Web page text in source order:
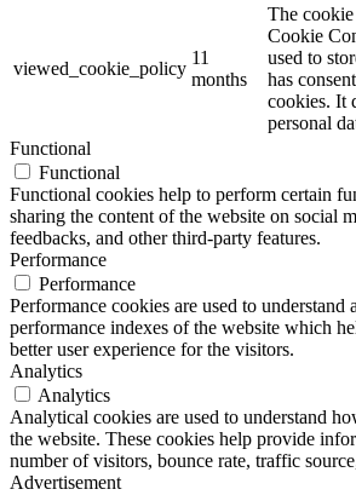
viewed_cookie_policy
11
months
The
Cookie
used to
has
cookies. It
personal
Functional
Functional
Functional cookies help to perform certain
sharing the content of the website on social
feedbacks, and other third-party features.
Performance
Performance
Performance cookies are used to understand
performance indexes of the website which
better user experience for the visitors.
Analytics
Analytics
Analytical cookies are used to understand
the website. These cookies help provide
number of visitors, bounce rate, traffic
Advertisement